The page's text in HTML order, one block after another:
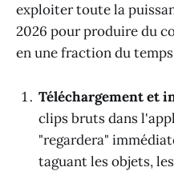
exploiter toute la
2026 pour produire du
en une fraction du
Téléchargement et
clips bruts dans
"regardera"
taguant les objets,